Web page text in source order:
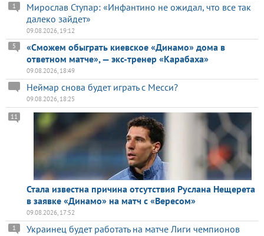
Мирослав Ступар: «Инфантино не ожидал, что все так
далеко зайдет»
1
09.08.2026, 19:12
«Сможем обыграть киевское «Динамо» дома в
ответном матче», — экс-тренер «Карабаха»
5
09.08.2026, 18:49
Неймар снова будет играть с Месси?
09.08.2026, 18:25
Стала известна причина отсутствия Руслана Нещерета
в заявке «Динамо» на матч с «Вересом»
11
09.08.2026, 17:52
Украинец будет работать на матче Лиги чемпионов
1